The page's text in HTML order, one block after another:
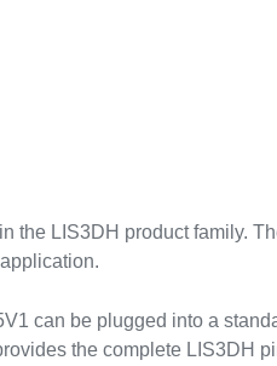
the LIS3DH product family.
can be plugged into a
the complete LIS3DH